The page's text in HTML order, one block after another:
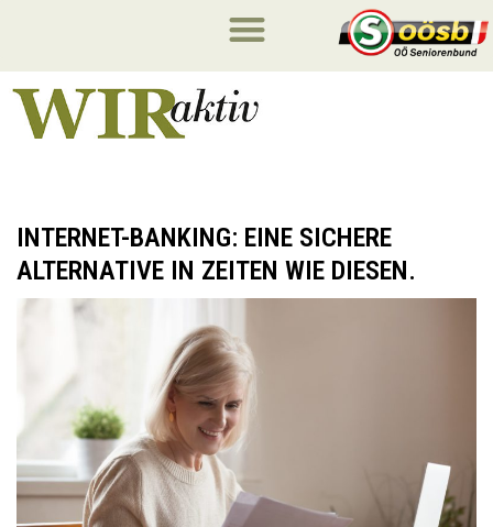
INTERNET-BANKING: EINE SICHERE
ALTERNATIVE IN ZEITEN WIE DIESEN.